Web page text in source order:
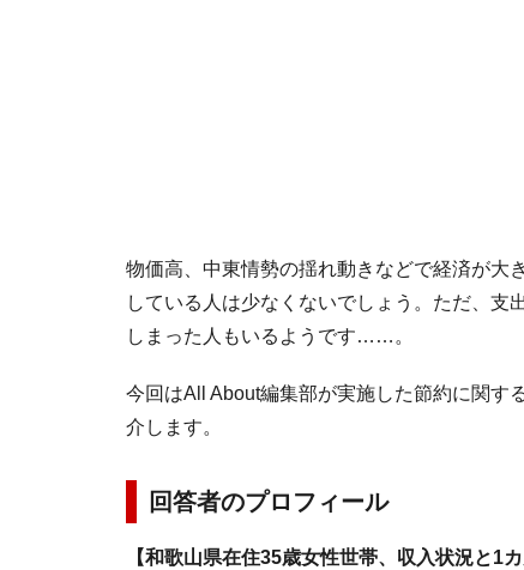
物価高、中東情勢の揺れ動きなどで経済が大
している人は少なくないでしょう。ただ、支
しまった人もいるようです……。
今回はAll About編集部が実施した節約に関す
介します。
回答者のプロフィール
【和歌山県在住35歳女性世帯、収入状況と1